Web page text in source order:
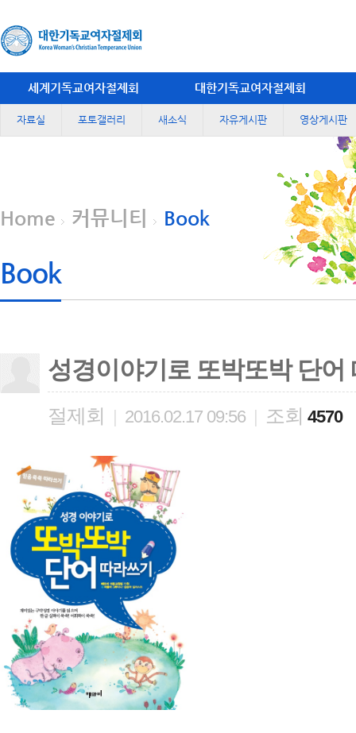
세계기독교여자절제회 대한기독교여자절제회
자료실 포토갤러리 새소식 자유게시판 영상게시판
Home 커뮤니티 Book
Book
성경이야기로 또박또박 단어
절제회 | 2016.02.17 09:56 | 조회 4570